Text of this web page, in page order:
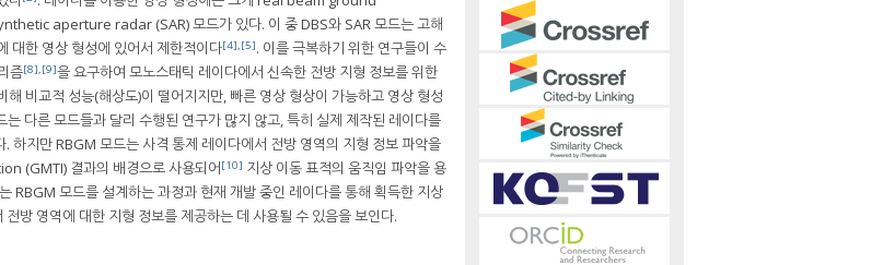
aperture radar (SAR) 모드가 있다. 이 중 DBS와 SAR 모드는 고해
대한 영상 형성에 있어서 제한적이다[4] [5]. 이를 극복하기 위한 연구들이 수
즘[8] [9]을 요구하여 모노스태틱 레이다에서 신속한 전방 지형 정보를 위한
비교적 성능(해상도)이 떨어지지만, 빠른 영상 형상이 가능하고 영상 형성
다른 모드들과 달리 수행된 연구가 많지 않고, 특히 실제 제작된 레이다를
하지만 RBGM 모드는 사격 통제 레이다에서 전방 영역의 지형 정보 파악을
(GMTI) 결과의 배경으로 사용되어 [10] 지상 이동 표적의 움직임 파악을 용
RBGM 모드를 설계하는 과정과 현재 개발 중인 레이다를 통해 획득한 지상
방 영역에 대한 지형 정보를 제공하는 데 사용될 수 있음을 보인다.